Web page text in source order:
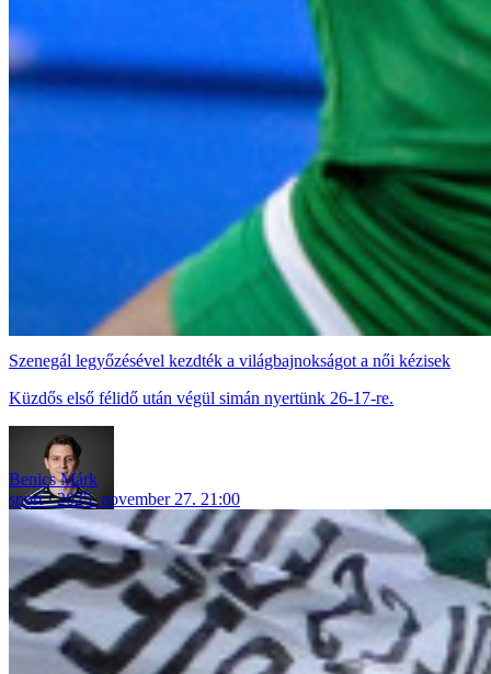
Szenegál legyőzésével kezdték a világbajnokságot a női kézisek
Küzdős első félidő után végül simán nyertünk 26-17-re.
Benics Márk
sport
2025. november 27. 21:00